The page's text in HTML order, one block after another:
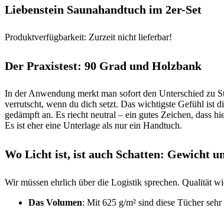
Liebenstein Saunahandtuch im 2er-Set
Produktverfügbarkeit: Zurzeit nicht lieferbar!
Der Praxistest: 90 Grad und Holzbank
In der Anwendung merkt man sofort den Unterschied zu
verrutscht, wenn du dich setzt. Das wichtigste Gefühl ist
gedämpft an. Es riecht neutral – ein gutes Zeichen, dass
Es ist eher eine Unterlage als nur ein Handtuch.
Wo Licht ist, ist auch Schatten: Gewicht
Wir müssen ehrlich über die Logistik sprechen. Qualität
Das Volumen: Mit 625 g/m² sind diese Tücher